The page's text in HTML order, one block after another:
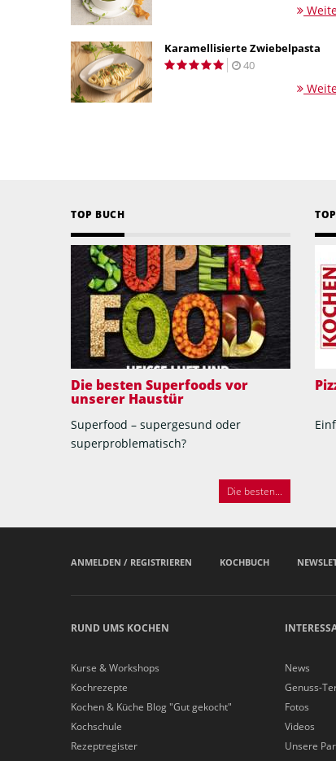
Karamellisierte Zwiebelpasta
40
TOP BUCH
Die besten Superfoods vor
unserer Haustür
Superfood – supergesund oder
superproblematisch?
Die besten...
ANMELDEN / REGISTRIEREN KOCHBUCH
RUND UMS KOCHEN
Kurse & Workshops
Kochrezepte
Kochen & Küche Blog "Gut gekocht"
Kochschule
Rezeptregister
News
Genuss-
Fotos
Videos
Unsere